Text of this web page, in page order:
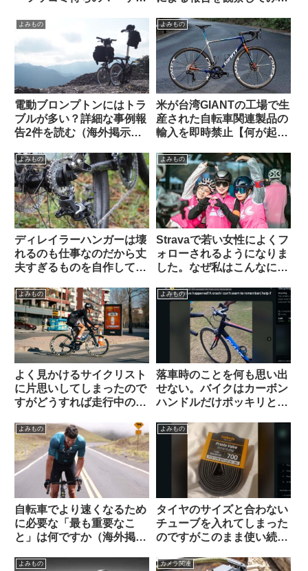
Van Rysel】
よみもの
電動ブロンプトンにはトラ
ブルが多い？詳細な事例報
告2件を読む（海外掲示板
よみもの
米が台湾GIANTの工場で生
産された自転車関連製品の
輸入を即時禁止【何が起こ
よみもの
ディレイラーハンガーは壊
れるのも仕事なのだから丈
夫すぎるものを自作しては
ら）
よみもの
Stravaで若い女性によくフ
ォローされるようになりま
した。なぜ私はこんなにモ
板から）
よみもの
よく見かけるサイクリスト
に片思いしてしまったので
すがどうすれば走行中の彼
（海外掲示板から）
よみもの
落車時のことを何も思い出
せない。バイクはカーボン
ハンドルだけポッキリと。
う？（海外掲示板から）
よみもの
自転車でより速くなるため
に必要な「最も重要なこ
と」は何ですか（海外掲示
よみもの
タイヤのサイズと合わない
チューブを入れてしまった
のですがこのまま使い続け
外掲示板より）
よみもの カメラ関連